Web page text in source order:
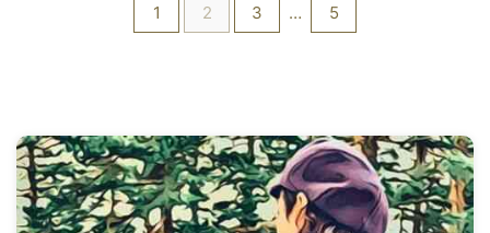
1 2 3 … 5